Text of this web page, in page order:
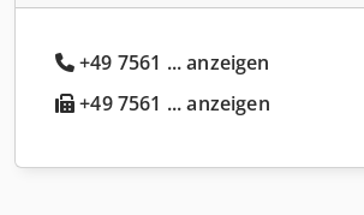
+49 7561 ... anzeigen
+49 7561 ... anzeigen